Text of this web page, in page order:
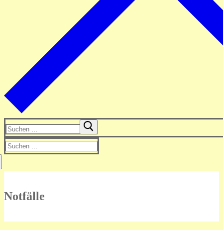
Suchen
nach:
Suchen
Notfälle